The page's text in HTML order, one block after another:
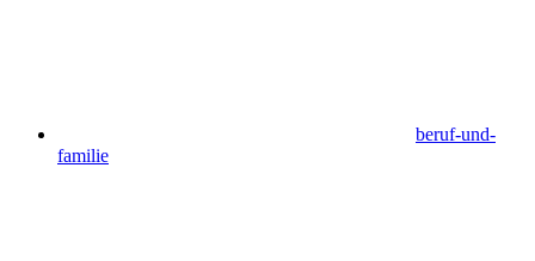
beruf-und-
familie